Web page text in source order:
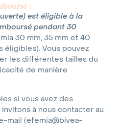
:
est éligible à la
pendant 30
30 mm, 35 mm et 40
éligibles). Vous pouvez
les différentes tailles du
de manière
si vous avez des
à nous contacter au
mail (efemia@bivea-